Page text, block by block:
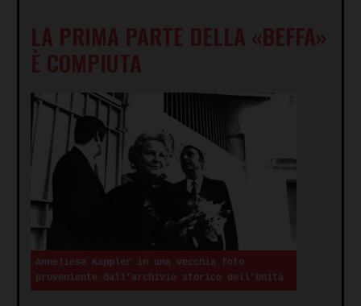
LA PRIMA PARTE DELLA «BEFFA»
È COMPIUTA
Anneliese Kappler in una vecchia foto
proveniente dall’archivio storico dell’Unità